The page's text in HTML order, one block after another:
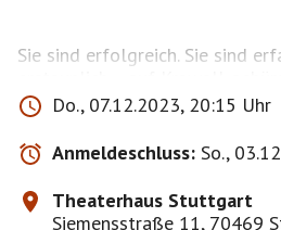
Sie sind erfolgreich. Sie sind
Ihren Debüt-Abend haben sie
gespielt. Stehende Ovationen.
haben sich freigespielt, -getanzt
haben sich selbst
Alter zu akzeptieren.
Do., 07.12.2023, 20:15 Uhr
Anmeldeschluss: So.,
Theaterhaus Stuttgart
Siemensstraße 11, 70469